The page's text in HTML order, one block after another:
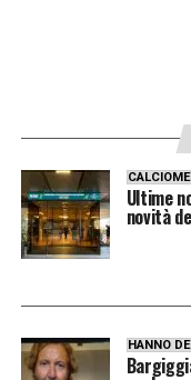
Ultime
novità
HANNO